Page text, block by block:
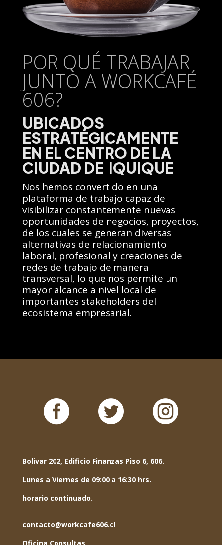
POR QUÉ TRABAJAR
JUNTO A WORKCAFÉ
606?
UBICADOS
ESTRATÉGICAMENTE
EN EL CENTRO DE LA
CIUDAD DE IQUIQUE
Nos hemos convertido en una
plataforma de trabajo capaz de
visibilizar constantemente nuevas
oportunidades de negocios, proyectos,
de los cuales se generan diversas
alternativas de relacionamiento
laboral, profesional y creaciones de
redes de trabajo de manera
transversal, lo que nos permite un
mayor alcance a nivel local de
importantes stakeholders del
ecosistema empresarial.
  
Bolivar 202, Edificio Finanzas Piso 6, 606.
Lunes a Viernes de 09:00 a 16:30 hrs.
horario continuado.
contacto@workcafe606.cl
Oficina Consultas